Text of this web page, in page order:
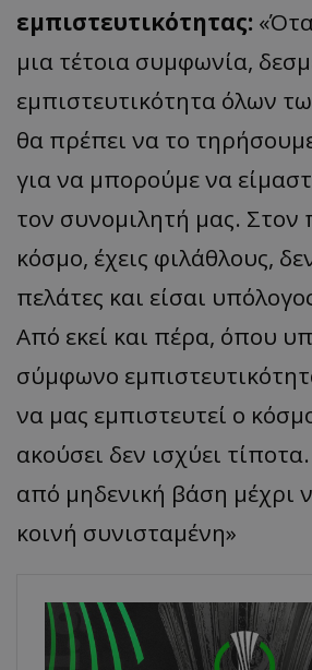
εμπιστευτικότητας:
μια τέτοια συμφωνία,
εμπιστευτικότητα όλων
θα πρέπει να το
για να μπορούμε να
τον συνομιλητή μας. Στον
κόσμο, έχεις φιλάθλους,
πελάτες και είσαι
Από εκεί και πέρα, όπου
σύμφωνο
να μας εμπιστευτεί ο
ακούσει δεν ισχύει
από μηδενική βάση μέχρι
κοινή συνισταμένη»